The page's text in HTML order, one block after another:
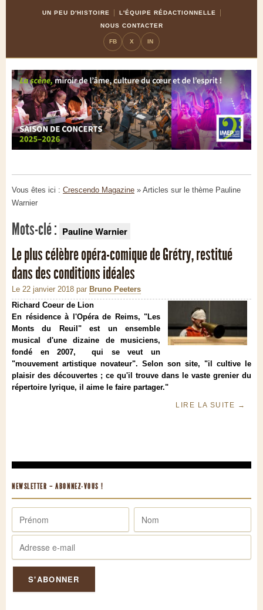
UN PEU D'HISTOIRE
L'ÉQUIPE RÉDACTIONNELLE
NOUS CONTACTER
FB X IN
Vous êtes ici : Crescendo Magazine » Articles sur le thème Pauline
Warnier
Mots-clé : Pauline Warnier
Le plus célèbre opéra-comique de Grétry, restitué
dans des conditions idéales
Le 22 janvier 2018 par Bruno Peeters
Richard Coeur de Lion
En résidence à l'Opéra de Reims, "Les
Monts du Reuil" est un ensemble
musical d'une dizaine de musiciens,
fondé en 2007,
qui se veut un
"mouvement artistique novateur". Selon son site, "il cultive le
plaisir des découvertes ; ce qu'il trouve dans le vaste grenier du
répertoire lyrique, il aime le faire partager."
LIRE LA SUITE →
NEWSLETTER – ABONNEZ-VOUS !